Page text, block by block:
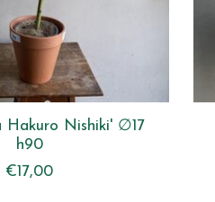
Hakuro Nishiki' ∅17
h90
€17,00